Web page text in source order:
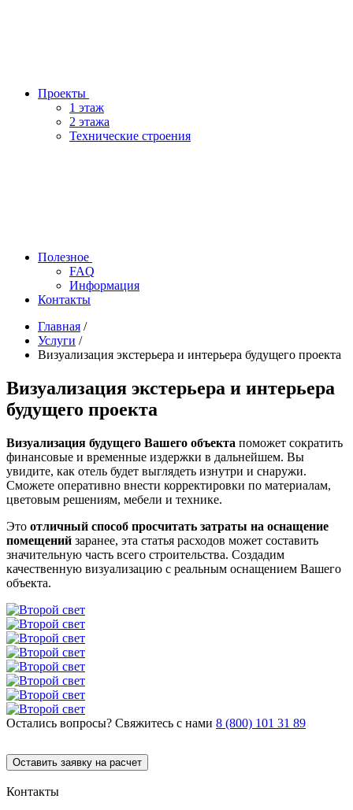
Проекты
1 этаж
2 этажа
Технические строения
Полезное
FAQ
Информация
Контакты
Главная /
Услуги /
Визуализация экстерьера и интерьера будущего проекта
Визуализация
экстерьера
и
интерьера
будущего
проекта
|
Строительство
домов
от
Второго
Света
Визуализация экстерьера и интерьера
будущего проекта
Визуализация будущего Вашего объекта поможет сократить
финансовые и временные издержки в дальнейшем. Вы
увидите, как отель будет выглядеть изнутри и снаружи.
Сможете оперативно внести корректировки по материалам,
цветовым решениям, мебели и технике.
Это отличный способ просчитать затраты на оснащение
помещений заранее, эта статья расходов может составить
значительную часть всего строительства. Создадим
качественную визуализацию с реальным оснащением Вашего
объекта.
Остались вопросы? Свяжитесь с нами 8 (800) 101 31 89
Оставить заявку на расчет
Контакты